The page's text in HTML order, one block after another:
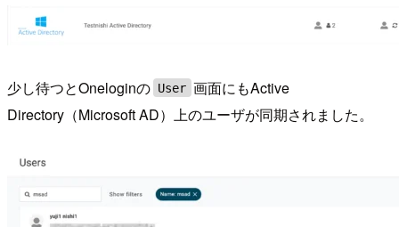
少し待つとOneloginの User 画面にもActive
Directory（Microsoft AD）上のユーザが同期されました。